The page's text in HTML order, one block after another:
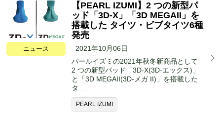
ニュース
【PEARL IZUMI】2 つの新型パ
ッド「3D-X」「3D MEGAII」を
搭載した タイツ・ビブタイツ6種
発売
2021年10月06日
パールイズミの2021年秋冬新商品として
2 つの新型パッド「3D-X(3D-エックス)」
と「3D MEGAII(3D-メガ II)」を搭載した
タ…
PEARL IZUMI